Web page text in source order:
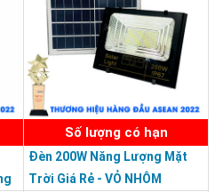
CHẤT LƯỢNG ASEAN 2019
Số lượng có hạn
Đèn 200W Năng Lượng Mặt
Trời Giá Rẻ - VỎ NHÔM